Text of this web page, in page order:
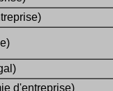
d'entreprise)